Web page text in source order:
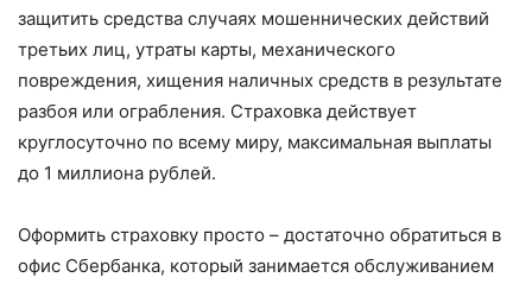
защитить средства случаях мошеннических действий
третьих лиц, утраты карты, механического
повреждения, хищения наличных средств в результате
разбоя или ограбления. Страховка действует
круглосуточно по всему миру, максимальная выплаты
до 1 миллиона рублей.
Оформить страховку просто – достаточно обратиться в
офис Сбербанка, который занимается обслуживанием